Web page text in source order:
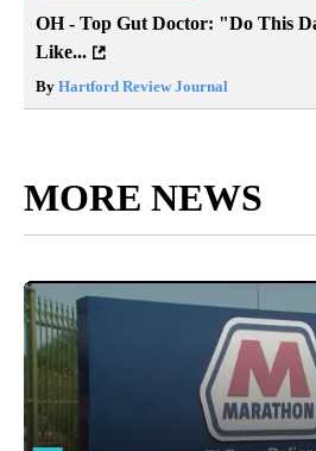
OH - Top Gut Doctor: "Do This
Like...
By Hartford Review Journal
MORE NEWS